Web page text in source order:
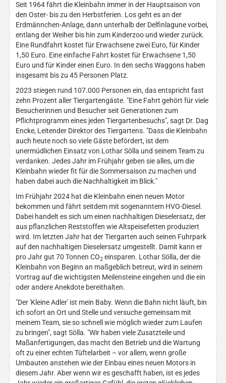
Seit 1964 fährt die Kleinbahn immer in der Hauptsaison von
den Oster- bis zu den Herbstferien. Los geht es an der
Erdmännchen-Anlage, dann unterhalb der Delfinlagune vorbei,
entlang der Weiher bis hin zum Kinderzoo und wieder zurück.
Eine Rundfahrt kostet für Erwachsene zwei Euro, für Kinder
1,50 Euro. Eine einfache Fahrt kostet für Erwachsene 1,50
Euro und für Kinder einen Euro. In den sechs Waggons haben
insgesamt bis zu 45 Personen Platz.
2023 stiegen rund 107.000 Personen ein, das entspricht fast
zehn Prozent aller Tiergartengäste. "Eine Fahrt gehört für viele
Besucherinnen und Besucher seit Generationen zum
Pflichtprogramm eines jeden Tiergartenbesuchs", sagt Dr. Dag
Encke, Leitender Direktor des Tiergartens. "Dass die Kleinbahn
auch heute noch so viele Gäste befördert, ist dem
unermüdlichen Einsatz von Lothar Sölla und seinem Team zu
verdanken. Jedes Jahr im Frühjahr geben sie alles, um die
Kleinbahn wieder fit für die Sommersaison zu machen und
haben dabei auch die Nachhaltigkeit im Blick."
Im Frühjahr 2024 hat die Kleinbahn einen neuen Motor
bekommen und fährt seitdem mit sogenanntem HVO-Diesel.
Dabei handelt es sich um einen nachhaltigen Dieselersatz, der
aus pflanzlichen Reststoffen wie Altspeisefetten produziert
wird. Im letzten Jahr hat der Tiergarten auch seinen Fuhrpark
auf den nachhaltigen Dieselersatz umgestellt. Damit kann er
pro Jahr gut 70 Tonnen CO2 einsparen. Lothar Sölla, der die
Kleinbahn von Beginn an maßgeblich betreut, wird in seinem
Vortrag auf die wichtigsten Meilensteine eingehen und die ein
oder andere Anekdote bereithalten.
"Der 'Kleine Adler' ist mein Baby. Wenn die Bahn nicht läuft, bin
ich sofort an Ort und Stelle und versuche gemeinsam mit
meinem Team, sie so schnell wie möglich wieder zum Laufen
zu bringen", sagt Sölla. "Wir haben viele Zusatzteile und
Maßanfertigungen, das macht den Betrieb und die Wartung
oft zu einer echten Tüftelarbeit – vor allem, wenn große
Umbauten anstehen wie der Einbau eines neuen Motors in
diesem Jahr. Aber wenn wir es geschafft haben, ist es jedes